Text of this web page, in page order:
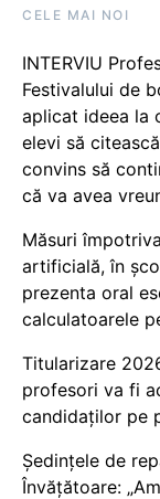
CELE MAI NOI
INTERVIU
Festivalului de
aplicat ideea la
elevi să
convins să
că va avea
Măsuri
artificială, în
prezenta oral
calculatoarele
Titularizare
profesori va fi
candidaților pe
Ședințele de
Învățătoare: